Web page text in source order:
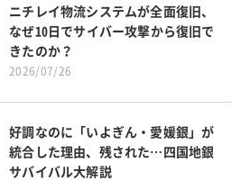
ニチレイ物流システムが全面復旧、
なぜ10日でサイバー攻撃から復旧で
きたのか？
2026/07/26
好調なのに「いよぎん・愛媛銀」が
統合した理由、残された…四国地銀
サバイバル大解説